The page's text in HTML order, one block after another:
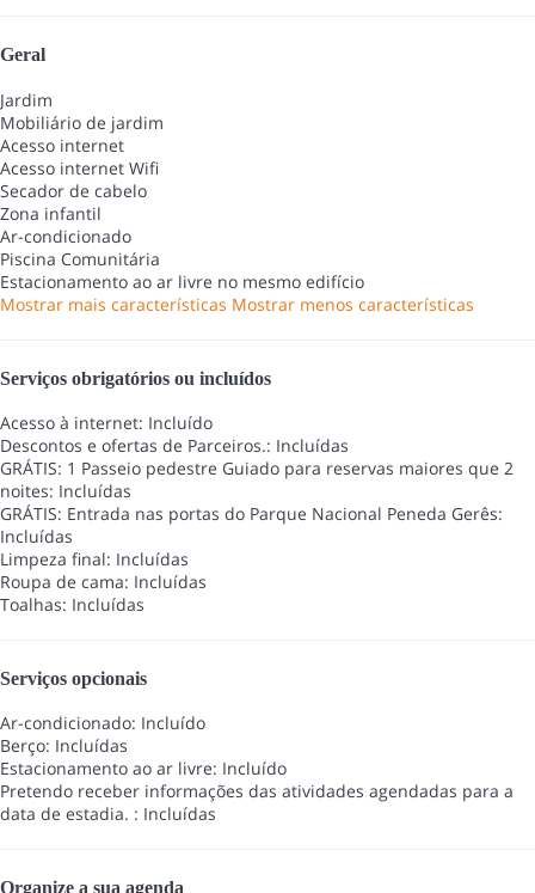
Geral
Jardim
Mobiliário de jardim
Acesso internet
Acesso internet Wifi
Secador de cabelo
Zona infantil
Ar-condicionado
Piscina Comunitária
Estacionamento ao ar livre no mesmo edifício
Mostrar mais características Mostrar menos características
Serviços obrigatórios ou incluídos
Acesso à internet: Incluído
Descontos e ofertas de Parceiros.: Incluídas
GRÁTIS: 1 Passeio pedestre Guiado para reservas maiores que 2
noites: Incluídas
GRÁTIS: Entrada nas portas do Parque Nacional Peneda Gerês:
Incluídas
Limpeza final: Incluídas
Roupa de cama: Incluídas
Toalhas: Incluídas
Serviços opcionais
Ar-condicionado: Incluído
Berço: Incluídas
Estacionamento ao ar livre: Incluído
Pretendo receber informações das atividades agendadas para a
data de estadia. : Incluídas
Organize a sua agenda